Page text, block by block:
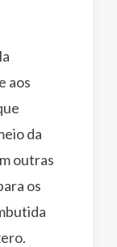
aos
da
outras
os